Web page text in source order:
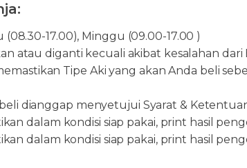
17.00), Minggu (09.00-17.00 )
atau diganti kecuali akibat kesalahan dari
Tipe Aki yang akan Anda beli
dianggap menyetujui Syarat &
dalam kondisi siap pakai, print hasil
dalam kondisi siap pakai, print hasil